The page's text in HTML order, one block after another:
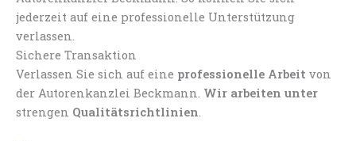
Sichere Transaktion
Verlassen Sie sich auf eine professionelle Arbeit von
der Autorenkanzlei Beckmann. Wir arbeiten unter
strengen Qualitätsrichtlinien.